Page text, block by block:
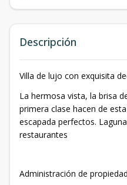
Descripción
Villa de lujo con exquisita
La hermosa vista, la brisa
primera clase hacen de
escapada perfectos.
restaurantes
Administración de